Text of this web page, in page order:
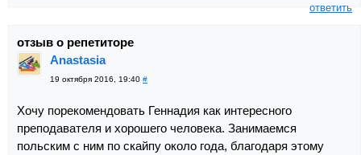
ответить
отзыв о репетиторе
Anastasia
19 октября 2016, 19:40 #
Хочу порекомендовать Геннадия как интересного
преподавателя и хорошего человека. Занимаемся
польским с ним по скайпу около года, благодаря этому